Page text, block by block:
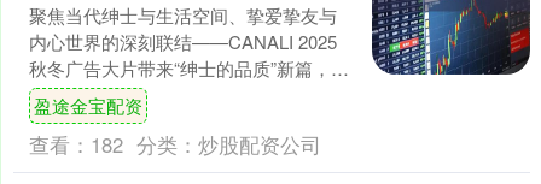
聚焦当代绅士与生活空间、挚爱挚友与
内心世界的深刻联结——CANALI 2025
秋冬广告大片带来“绅士的品质”新篇，以
镜头记录CANALI绅士的优雅姿态，和他
们周....
盈途金宝配资
查看： 182 分类： 炒股配资公司